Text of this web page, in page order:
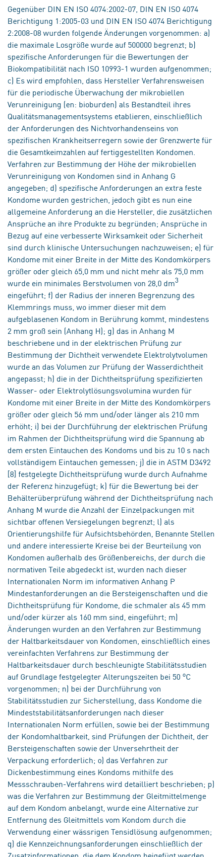
Gegenüber DIN EN ISO 4074:2002-07, DIN EN ISO 4074
Berichtigung 1:2005-03 und DIN EN ISO 4074 Berichtigung
2:2008-08 wurden folgende Änderungen vorgenommen: a)
die maximale Losgröße wurde auf 500000 begrenzt; b)
spezifische Anforderungen für die Bewertungen der
Biokompatibilität nach ISO 10993-1 wurden aufgenommen;
c) Es wird empfohlen, dass Hersteller Verfahrensweisen
für die periodische Überwachung der mikrobiellen
Verunreinigung (en: bioburden) als Bestandteil ihres
Qualitätsmanagementsystems etablieren, einschließlich
der Anforderungen des Nichtvorhandenseins von
spezifischen Krankheitserregern sowie der Grenzwerte für
die Gesamtkeimzahlen auf fertiggestellten Kondomen.
Verfahren zur Bestimmung der Höhe der mikrobiellen
Verunreinigung von Kondomen sind in Anhang G
angegeben; d) spezifische Anforderungen an extra feste
Kondome wurden gestrichen, jedoch gibt es nun eine
allgemeine Anforderung an die Hersteller, die zusätzlichen
Ansprüche an ihre Produkte zu begründen; Ansprüche in
Bezug auf eine verbesserte Wirksamkeit oder Sicherheit
sind durch klinische Untersuchungen nachzuweisen; e) für
Kondome mit einer Breite in der Mitte des Kondomkörpers
größer oder gleich 65,0 mm und nicht mehr als 75,0 mm
wurde ein minimales Berstvolumen von 28,0 dm3
eingeführt; f) der Radius der inneren Begrenzung des
Klemmrings muss, wo immer dieser mit dem
aufgeblasenen Kondom in Berührung kommt, mindestens
2 mm groß sein (Anhang H); g) das in Anhang M
beschriebene und in der elektrischen Prüfung zur
Bestimmung der Dichtheit verwendete Elektrolytvolumen
wurde an das Volumen zur Prüfung der Wasserdichtheit
angepasst; h) die in der Dichtheitsprüfung spezifizierten
Wasser- oder Elektrolytlösungsvolumina wurden für
Kondome mit einer Breite in der Mitte des Kondomkörpers
größer oder gleich 56 mm und/oder länger als 210 mm
erhöht; i) bei der Durchführung der elektrischen Prüfung
im Rahmen der Dichtheitsprüfung wird die Spannung ab
dem ersten Eintauchen des Kondoms und bis zu 10 s nach
vollständigem Eintauchen gemessen; j) die in ASTM D3492
[8] festgelegte Dichtheitsprüfung wurde durch Aufnahme
der Referenz hinzugefügt; k) für die Bewertung bei der
Behälterüberprüfung während der Dichtheitsprüfung nach
Anhang M wurde die Anzahl der Einzelpackungen mit
sichtbar offenen Versiegelungen begrenzt; l) als
Orientierungshilfe für Aufsichtsbehörden, Benannte Stellen
und andere interessierte Kreise bei der Beurteilung von
Kondomen außerhalb des Größenbereichs, der durch die
normativen Teile abgedeckt ist, wurden nach dieser
Internationalen Norm im informativen Anhang P
Mindestanforderungen an die Bersteigenschaften und die
Dichtheitsprüfung für Kondome, die schmaler als 45 mm
und/oder kürzer als 160 mm sind, eingeführt; m)
Änderungen wurden an den Verfahren zur Bestimmung
der Haltbarkeitsdauer von Kondomen, einschließlich eines
vereinfachten Verfahrens zur Bestimmung der
Haltbarkeitsdauer durch beschleunigte Stabilitätsstudien
auf Grundlage festgelegter Alterungszeiten bei 50 °C
vorgenommen; n) bei der Durchführung von
Stabilitätsstudien zur Sicherstellung, dass Kondome die
Mindeststabilitätsanforderungen nach dieser
Internationalen Norm erfüllen, sowie bei der Bestimmung
der Kondomhaltbarkeit, sind Prüfungen der Dichtheit, der
Bersteigenschaften sowie der Unversehrtheit der
Verpackung erforderlich; o) das Verfahren zur
Dickenbestimmung eines Kondoms mithilfe des
Messschrauben-Verfahrens wird detailliert beschrieben; p)
was die Verfahren zur Bestimmung der Gleitmittelmenge
auf dem Kondom anbelangt, wurde eine Alternative zur
Entfernung des Gleitmittels vom Kondom durch die
Verwendung einer wässrigen Tensidlösung aufgenommen;
q) die Kennzeichnungsanforderungen einschließlich der